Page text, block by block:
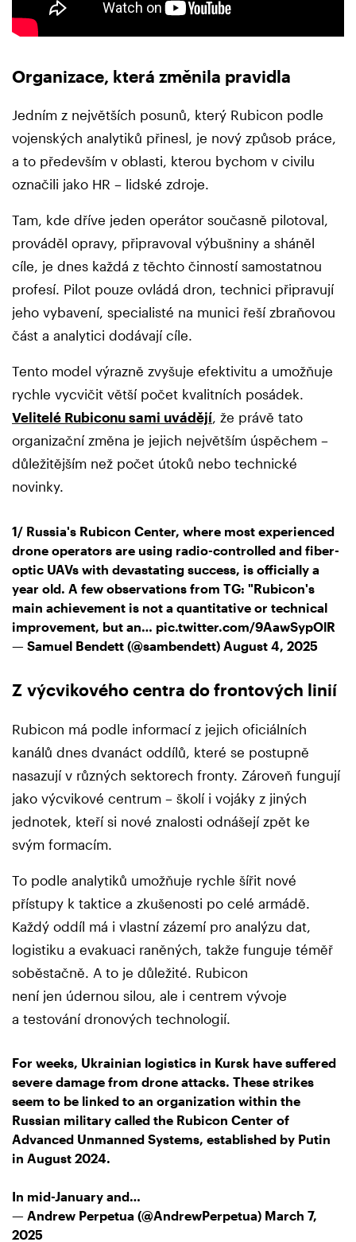
Organizace, která změnila pravidla
Jedním z největších posunů, který Rubicon podle
vojenských analytiků přinesl, je nový způsob práce,
a to především v oblasti, kterou bychom v civilu
označili jako HR – lidské zdroje.
Tam, kde dříve jeden operátor současně pilotoval,
prováděl opravy, připravoval výbušniny a sháněl
cíle, je dnes každá z těchto činností samostatnou
profesí. Pilot pouze ovládá dron, technici připravují
jeho vybavení, specialisté na munici řeší zbraňovou
část a analytici dodávají cíle.
Tento model výrazně zvyšuje efektivitu a umožňuje
rychle vycvičit větší počet kvalitních posádek.
Velitelé Rubiconu sami uvádějí , že právě tato
organizační změna je jejich největším úspěchem –
důležitějším než počet útoků nebo technické
novinky.
1/ Russia's Rubicon Center, where most experienced
drone operators are using radio-controlled and fiber-
optic UAVs with devastating success, is officially a
year old. A few observations from TG: "Rubicon's
main achievement is not a quantitative or technical
improvement, but an… pic.twitter.com/9AawSypOlR
— Samuel Bendett (@sambendett) August 4, 2025
Z výcvikového centra do frontových linií
Rubicon má podle informací z jejich oficiálních
kanálů dnes dvanáct oddílů, které se postupně
nasazují v různých sektorech fronty. Zároveň fungují
jako výcvikové centrum – školí i vojáky z jiných
jednotek, kteří si nové znalosti odnášejí zpět ke
svým formacím.
To podle analytiků umožňuje rychle šířit nové
přístupy k taktice a zkušenosti po celé armádě.
Každý oddíl má i vlastní zázemí pro analýzu dat,
logistiku a evakuaci raněných, takže funguje téměř
soběstačně. A to je důležité. Rubicon
není jen údernou silou, ale i centrem vývoje
a testování dronových technologií.
For weeks, Ukrainian logistics in Kursk have suffered
severe damage from drone attacks. These strikes
seem to be linked to an organization within the
Russian military called the Rubicon Center of
Advanced Unmanned Systems, established by Putin
in August 2024.
In mid-January and…
— Andrew Perpetua (@AndrewPerpetua) March 7,
2025